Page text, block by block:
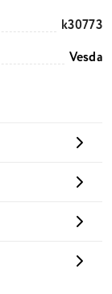
k30773
Vesda